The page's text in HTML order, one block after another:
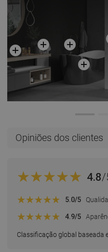
Opiniões dos clientes
4.8/
Classificação global baseada
5.0/5
4.9/5